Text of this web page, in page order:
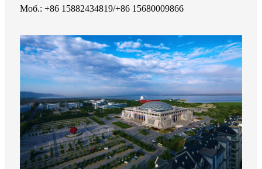
Моб.: +86 15882434819/+86 15680009866